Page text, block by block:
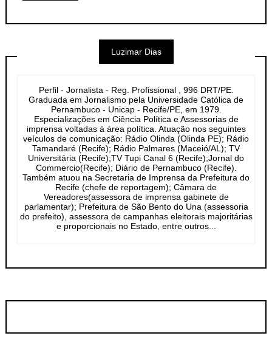
Luzimar Dias
Perfil - Jornalista - Reg. Profissional , 996 DRT/PE.
Graduada em Jornalismo pela Universidade Católica de
Pernambuco - Unicap - Recife/PE, em 1979.
Especializações em Ciência Política e Assessorias de
imprensa voltadas à área política. Atuação nos seguintes
veículos de comunicação: Rádio Olinda (Olinda PE); Rádio
Tamandaré (Recife); Rádio Palmares (Maceió/AL); TV
Universitária (Recife);TV Tupi Canal 6 (Recife);Jornal do
Commercio(Recife); Diário de Pernambuco (Recife).
Também atuou na Secretaria de Imprensa da Prefeitura do
Recife (chefe de reportagem); Câmara de
Vereadores(assessora de imprensa gabinete de
parlamentar); Prefeitura de São Bento do Una (assessoria
do prefeito), assessora de campanhas eleitorais majoritárias
e proporcionais no Estado, entre outros...